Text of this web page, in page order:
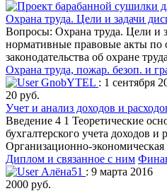
Охрана труда. Цели и задачи
Вопросы: Охрана труда. Цели и
нормативные правовые акты по
законодательства об охране
Охрана труда, пожар. безоп. и
GnobYTEL : 1 сентября
20 руб.
Учет и анализ доходов и
Введение 4 1 Теоретические
бухгалтерского учета доходов
Организационно-
Диплом и связанное с ним
Алёна51 : 9 марта 2016
2000 руб.